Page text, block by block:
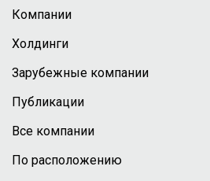
Компании
Холдинги
Зарубежные компании
Публикации
Все компании
По расположению